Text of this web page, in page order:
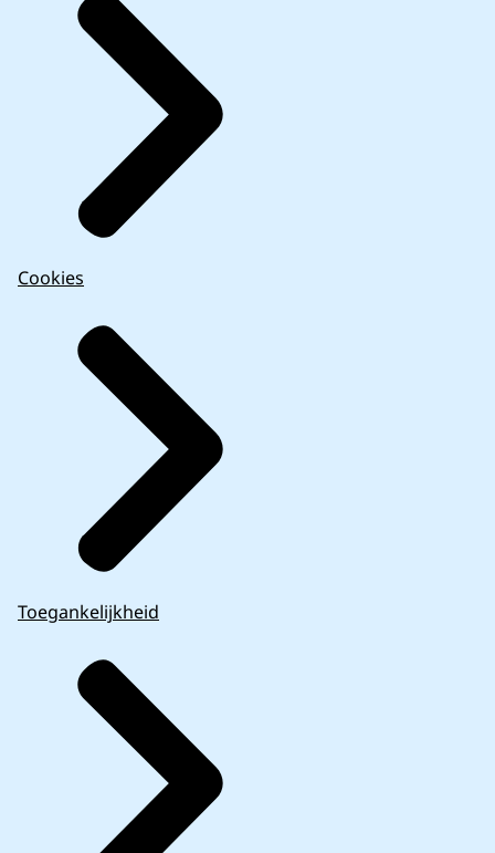
Cookies
Toegankelijkheid